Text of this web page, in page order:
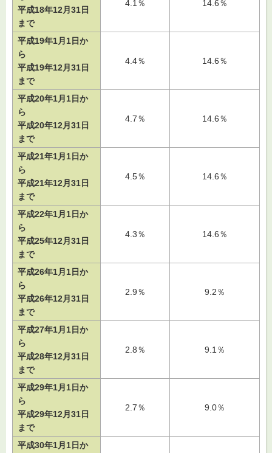
平成18年12月31日
まで
4.1％ 14.6％
平成19年1月1日か
ら
平成19年12月31日
まで
4.4％ 14.6％
平成20年1月1日か
ら
平成20年12月31日
まで
4.7％ 14.6％
平成21年1月1日か
ら
平成21年12月31日
まで
4.5％ 14.6％
平成22年1月1日か
ら
平成25年12月31日
まで
4.3％ 14.6％
平成26年1月1日か
ら
平成26年12月31日
まで
2.9％ 9.2％
平成27年1月1日か
ら
平成28年12月31日
まで
2.8％ 9.1％
平成29年1月1日か
ら
平成29年12月31日
まで
2.7％ 9.0％
平成30年1月1日か